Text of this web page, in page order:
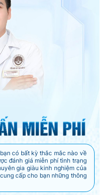
có bất kỳ thắc mắc nào về
đánh giá miễn phí tình trạng
gia giàu kinh nghiệm của
cấp cho bạn những thông